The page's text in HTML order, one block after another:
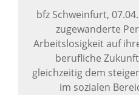
bfz Schweinfurt,
zugewanderte
Arbeitslosigkeit auf
berufliche
gleichzeitig dem
im sozialen